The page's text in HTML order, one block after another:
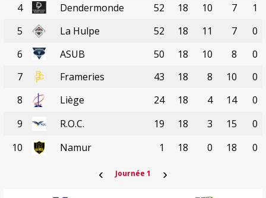
4
Dendermonde 52 18 10 7
1
5
La Hulpe 52 18 11 7
0
6
ASUB 50 18 10 8
0
7
Frameries 43 18 8 10
0
8
Liège 24 18 4 14
0
9
R.O.C. 19 18 3 15
0
10
Namur 1 18 0 18 0
‹ Journée 1 ›